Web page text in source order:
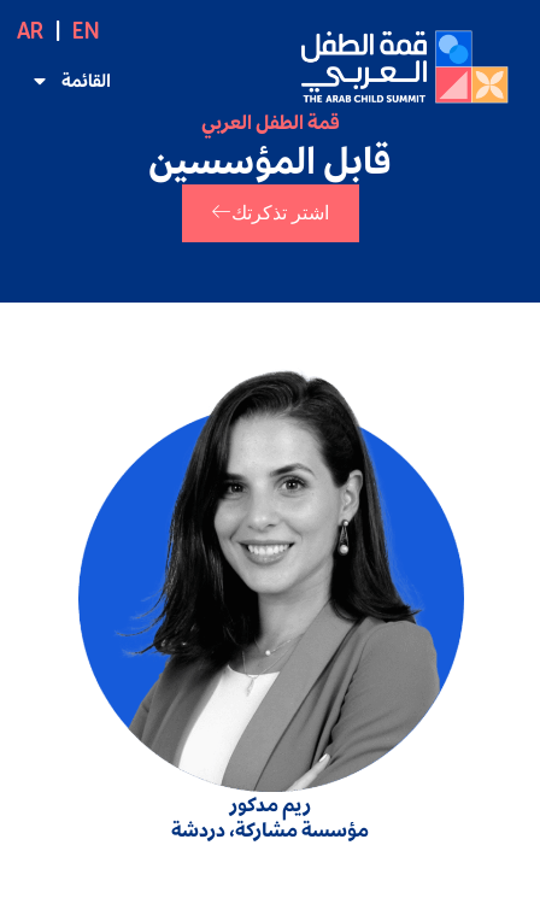
القائمة
EN
AR
قمة الطفل العربي
قابل المؤسسين
اشتر تذكرتك
ريم مدكور
مؤسسة مشاركة، دردشة